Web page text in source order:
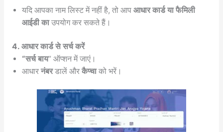
यदि आपका नाम लिस्ट में नहीं है, तो आप आधार कार्ड या फैमिली
आईडी काउपयोग कर सकते हैं।
4. आधार कार्ड से सर्च करें
“सर्च बाय” ऑप्शन में जाएं।
आधार नंबरडालें और कैप्चाको भरें।